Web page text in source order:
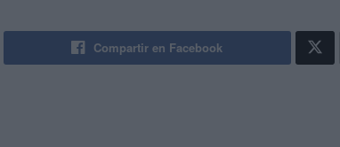
Compartir en Facebook